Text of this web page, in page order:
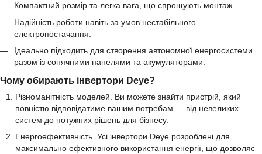
Компактний розмір та легка вага, що спрощують монтаж.
Надійність роботи навіть за умов нестабільного
електропостачання.
Ідеально підходить для створення автономної енергосистеми
разом із сонячними панелями та акумуляторами.
Чому обирають інвертори Deye?
Різноманітність моделей. Ви можете знайти пристрій, який
повністю відповідатиме вашим потребам — від невеликих
систем до потужних рішень для бізнесу.
Енергоефективність. Усі інвертори Deye розроблені для
максимально ефективного використання енергії, що дозволяє